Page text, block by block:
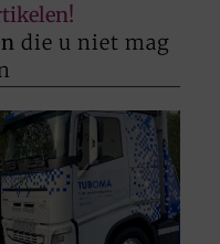
die u niet mag